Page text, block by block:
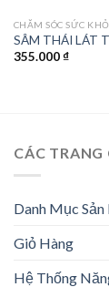
CHĂM SÓC SỨC
SÂM THÁI LÁT
355.000₫
CÁC TRANG
Danh Mục Sản
Giỏ Hàng
Hệ Thống